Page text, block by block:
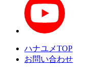
ハナユメTOP
お問い合わせ